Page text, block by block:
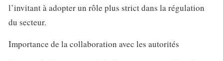
l’invitant à adopter un rôle plus strict dans la régulation
du secteur.
Importance de la collaboration avec les autorités